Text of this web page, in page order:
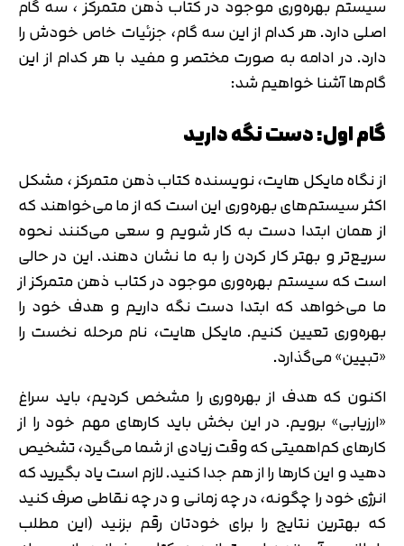
سیستم بهره‌وری موجود در کتاب ذهن متمرکز ، سه گام
اصلی دارد. هر کدام از این سه گام، جزئیات خاص خودش را
دارد. در ادامه به صورت مختصر و مفید با هر کدام از این
گام‌ها آشنا خواهیم شد:
گام اول: دست نگه دارید
از نگاه مایکل هایت، نویسنده کتاب ذهن متمرکز ، مشکل
اکثر سیستم‌های بهره‌وری این است که از ما می‌خواهند که
از همان ابتدا دست به کار شویم و سعی می‌کنند نحوه
سریع‌تر و بهتر کار کردن را به ما نشان دهند. این در حالی
است که سیستم بهره‌وری موجود در کتاب ذهن متمرکز از
ما می‌خواهد که ابتدا دست نگه داریم و هدف خود را
بهره‌وری تعیین کنیم. مایکل هایت، نام مرحله نخست را
«تبیین» می‌گذارد.
اکنون که هدف از بهره‌وری را مشخص کردیم، باید سراغ
«ارزیابی» برویم. در این بخش باید کارهای مهم خود را از
کارهای کم‌اهمیتی که وقت زیادی از شما می‌گیرد، تشخیص
دهید و این کارها را از هم جدا کنید. لازم است یاد بگیرید که
انرژی خود را چگونه، در چه زمانی و در چه نقاطی صرف کنید
که بهترین نتایج را برای خودتان رقم بزنید (این مطلب